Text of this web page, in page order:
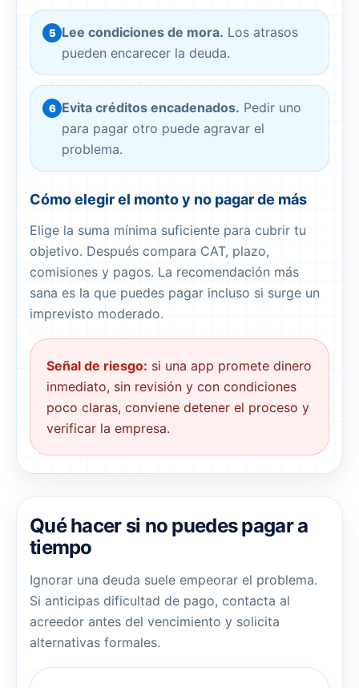
5 Lee condiciones de mora. Los atrasos
pueden encarecer la deuda.
6 Evita créditos encadenados. Pedir uno
para pagar otro puede agravar el
problema.
Cómo elegir el monto y no pagar de más
Elige la suma mínima suficiente para cubrir tu
objetivo. Después compara CAT, plazo,
comisiones y pagos. La recomendación más
sana es la que puedes pagar incluso si surge un
imprevisto moderado.
Señal de riesgo: si una app promete dinero
inmediato, sin revisión y con condiciones
poco claras, conviene detener el proceso y
verificar la empresa.
Qué hacer si no puedes pagar a
tiempo
Ignorar una deuda suele empeorar el problema.
Si anticipas dificultad de pago, contacta al
acreedor antes del vencimiento y solicita
alternativas formales.